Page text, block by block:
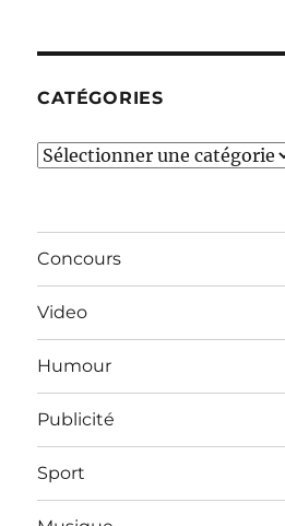
CATÉGORIES
Catégories
Concours
Video
Humour
Publicité
Sport